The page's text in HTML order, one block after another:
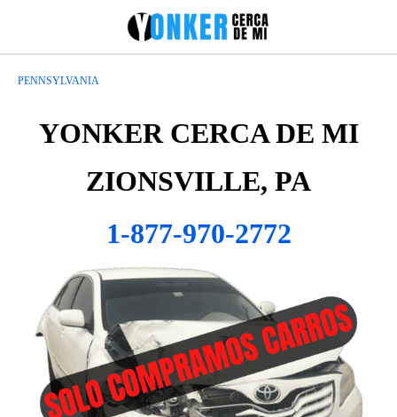
PENNSYLVANIA
YONKER CERCA DE MI
ZIONSVILLE, PA
1-877-970-2772